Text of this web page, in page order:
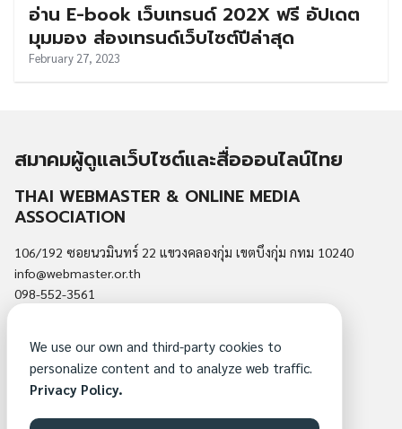
อ่าน E-book เว็บเทรนด์ 202X ฟรี อัปเดต
มุมมอง ส่องเทรนด์เว็บไซต์ปีล่าสุด
February 27, 2023
สมาคมผู้ดูแลเว็บไซต์และสื่อออนไลน์ไทย
THAI WEBMASTER & ONLINE MEDIA
ASSOCIATION
106/192 ซอยนวมินทร์ 22 แขวงคลองกุ่ม เขตบึงกุ่ม กทม 10240
info@webmaster.or.th
098-552-3561
สมัครสมาชิกสมาคม
ติดต่อสมาคม
We use our own and third-party cookies to
personalize content and to analyze web traffic.
Privacy Policy.